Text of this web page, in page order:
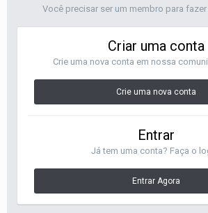
Você precisar ser um membro para
Criar uma conta
Crie uma nova conta em nossa
Crie uma nova conta
Entrar
Já tem uma conta? Faça o
Entrar Agora